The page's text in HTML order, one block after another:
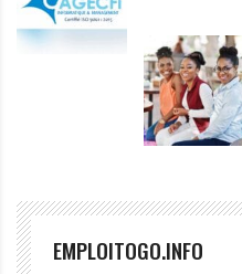
EMPLOITOGO.INFO